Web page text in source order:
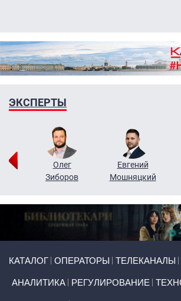
ЭКСПЕРТЫ
Олег
Зиборов
Евгений
Мошняцкий
КАТАЛОГ ОПЕРАТОРЫ ТЕЛЕКАНАЛЫ
АНАЛИТИКА РЕГУЛИРОВАНИЕ